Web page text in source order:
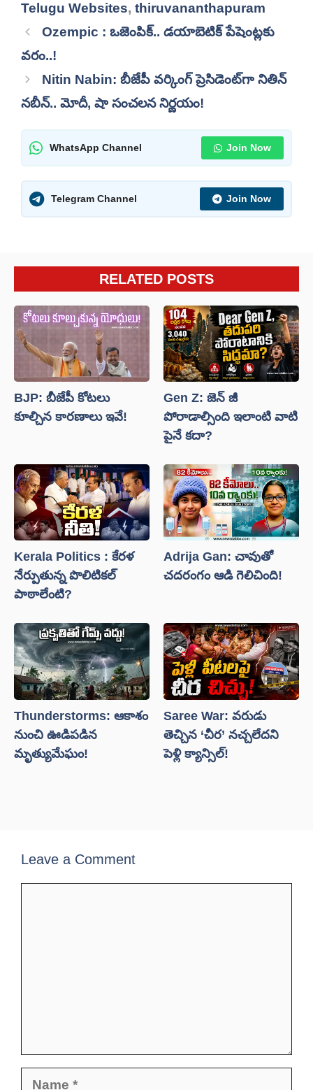
Telugu Websites, thiruvananthapuram
Ozempic : ఒజెంపిక్.. డయాబెటిక్ పేషెంట్లకు
వరం..!
Nitin Nabin: బీజేపీ వర్కింగ్ ప్రెసిడెంట్‌గా నితిన్
నబీన్.. మోదీ, షా సంచలన నిర్ణయం!
WhatsApp Channel Join Now
Telegram Channel Join Now
RELATED POSTS
BJP: బీజేపీ కోటలు
కూల్చిన కారణాలు ఇవే!
Gen Z: జెన్ జీ
పోరాడాల్సింది ఇలాంటి వాటి
పైనే కదా?
Kerala Politics : కేరళ
నేర్పుతున్న పొలిటికల్
పాఠాలేంటి?
Adrija Gan: చావుతో
చదరంగం ఆడి గెలిచింది!
Thunderstorms: ఆకాశం
నుంచి ఊడిపడిన
మృత్యుమేఘం!
Saree War: వరుడు
తెచ్చిన ‘చీర’ నచ్చలేదని
పెళ్లి క్యాన్సిల్!
Leave a Comment